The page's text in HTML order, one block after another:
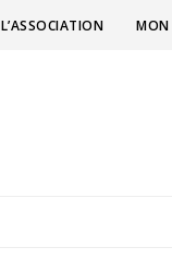
L’ASSOCIATION MON